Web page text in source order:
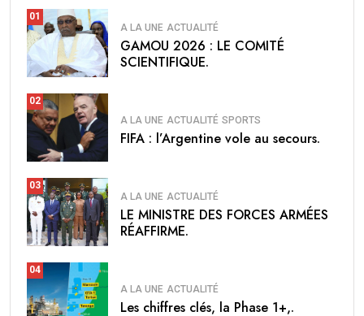
01
A LA UNE ACTUALITÉ
GAMOU 2026 : LE COMITÉ
SCIENTIFIQUE.
02
A LA UNE ACTUALITÉ SPORTS
FIFA : l’Argentine vole au secours.
03
A LA UNE ACTUALITÉ
LE MINISTRE DES FORCES ARMÉES
RÉAFFIRME.
04
A LA UNE ACTUALITÉ
Les chiffres clés, la Phase 1+,.